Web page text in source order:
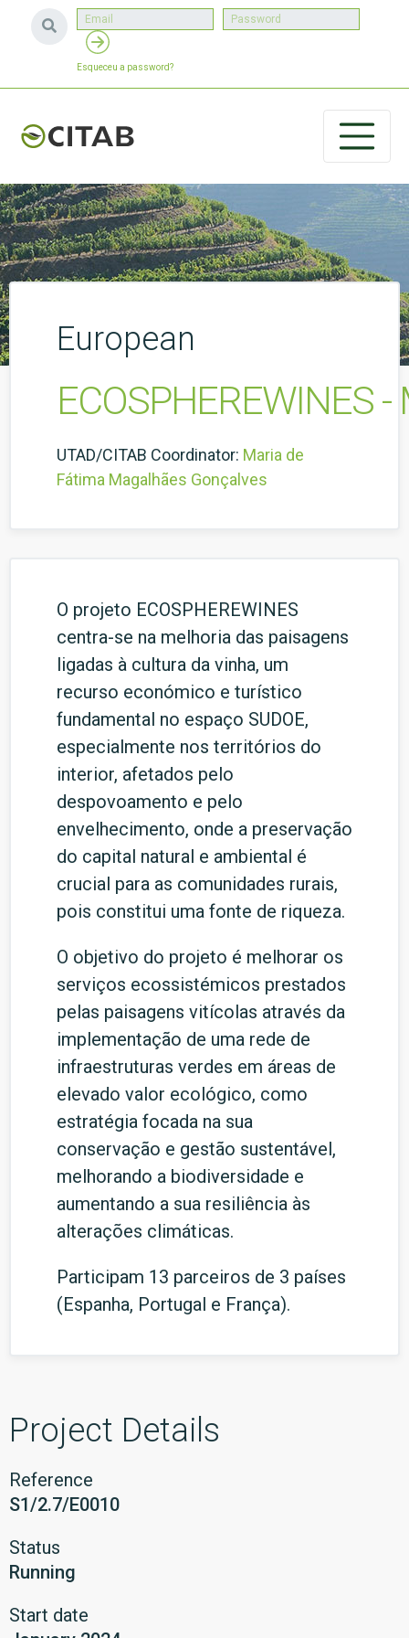
Esqueceu a password?
European
ECOSPHEREWINES
UTAD/CITAB Coordinator: Maria de
Fátima Magalhães Gonçalves
O projeto ECOSPHEREWINES
centra-se na melhoria das paisagens
ligadas à cultura da vinha, um
recurso económico e turístico
fundamental no espaço SUDOE,
especialmente nos territórios do
interior, afetados pelo
despovoamento e pelo
envelhecimento, onde a preservação
do capital natural e ambiental é
crucial para as comunidades rurais,
pois constitui uma fonte de riqueza.
O objetivo do projeto é melhorar os
serviços ecossistémicos prestados
pelas paisagens vitícolas através da
implementação de uma rede de
infraestruturas verdes em áreas de
elevado valor ecológico, como
estratégia focada na sua
conservação e gestão sustentável,
melhorando a biodiversidade e
aumentando a sua resiliência às
alterações climáticas.
Participam 13 parceiros de 3 países
(Espanha, Portugal e França).
Project Details
Reference
S1/2.7/E0010
Status
Running
Start date